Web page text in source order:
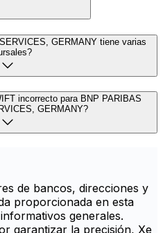
GERMANY tiene varias
incorrecto para BNP PARIBAS
GERMANY?
de bancos, direcciones y
proporcionada en esta
generales.
garantizar la precisión, Xe